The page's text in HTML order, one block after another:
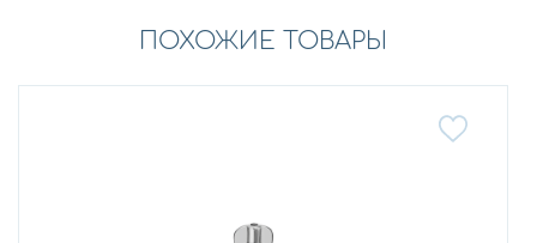
ПОХОЖИЕ ТОВАРЫ